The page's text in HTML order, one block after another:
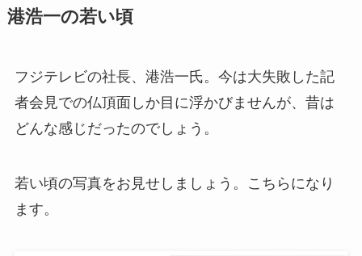
港浩一の若い頃
フジテレビの社長、港浩一氏。今は大失敗した記
者会見での仏頂面しか目に浮かびませんが、昔は
どんな感じだったのでしょう。
若い頃の写真をお見せしましょう。こちらになり
ます。